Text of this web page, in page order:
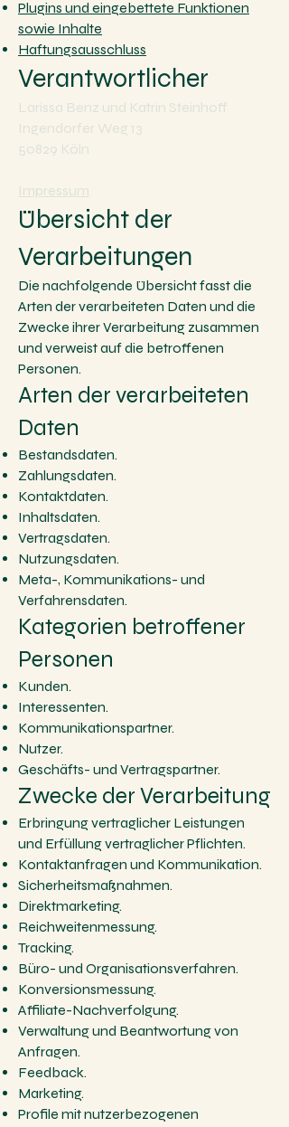
Plugins und eingebettete Funktionen
sowie Inhalte
Haftungsausschluss
Verantwortlicher
Larissa Benz und Katrin Steinhoff
Ingendorfer Weg 13
50829 Köln
Impressum
Übersicht der
Verarbeitungen
Die nachfolgende Übersicht fasst die
Arten der verarbeiteten Daten und die
Zwecke ihrer Verarbeitung zusammen
und verweist auf die betroffenen
Personen.
Arten der verarbeiteten
Daten
Bestandsdaten.
Zahlungsdaten.
Kontaktdaten.
Inhaltsdaten.
Vertragsdaten.
Nutzungsdaten.
Meta-, Kommunikations- und
Verfahrensdaten.
Kategorien betroffener
Personen
Kunden.
Interessenten.
Kommunikationspartner.
Nutzer.
Geschäfts- und Vertragspartner.
Zwecke der Verarbeitung
Erbringung vertraglicher Leistungen
und Erfüllung vertraglicher Pflichten.
Kontaktanfragen und Kommunikation.
Sicherheitsmaßnahmen.
Direktmarketing.
Reichweitenmessung.
Tracking.
Büro- und Organisationsverfahren.
Konversionsmessung.
Affiliate-Nachverfolgung.
Verwaltung und Beantwortung von
Anfragen.
Feedback.
Marketing.
Profile mit nutzerbezogenen